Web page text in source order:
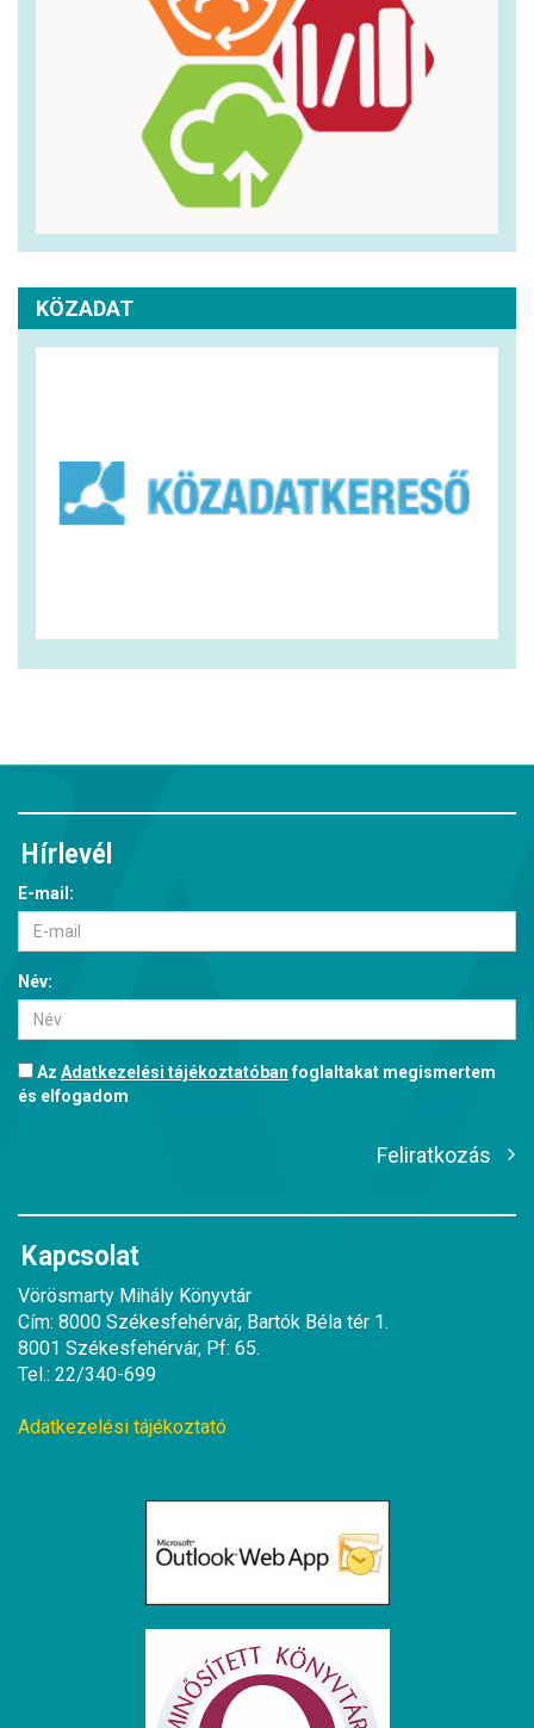
KÖZADAT
Hírlevél
E-mail:
Név:
Az Adatkezelési tájékoztatóbanfoglaltakat megismertem
és elfogadom
Feliratkozás
Kapcsolat
Vörösmarty Mihály Könyvtár
Cím: 8000 Székesfehérvár, Bartók Béla tér 1.
8001 Székesfehérvár, Pf: 65.
Tel.: 22/340-699
Adatkezelési tájékoztató